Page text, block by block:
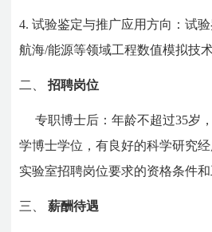
4.试验鉴定与推广应用方向：试
航海/能源等领域工程数值模拟技术
二、招聘岗位
专职博士后：年龄不超过35岁
学博士学位，有良好的科学研究
实验室招聘岗位要求的资格条件和
三、薪酬待遇